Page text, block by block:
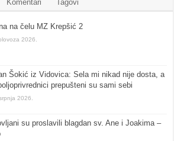
Komentari Tagovi
na čelu MZ Krepšić 2
2026.
Šokić iz Vidovica: Sela mi nikad nije dosta, a
prepušteni su sami sebi
2026.
su proslavili blagdan sv. Ane i Joakima –